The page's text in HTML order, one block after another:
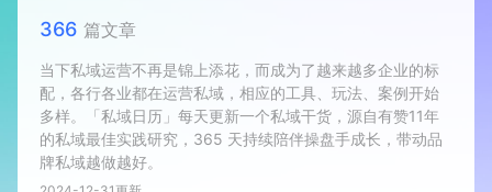
AllValue 战略合作
增长产品指南
智库
366 篇文章
当下私域运营不再是锦上添花，而成为了越来越多企业的标
配，各行各业都在运营私域，相应的工具、玩法、案例开始
多样。「私域日历」每天更新一个私域干货，源自有赞11年
的私域最佳实践研究，365 天持续陪伴操盘手成长，带动品
牌私域越做越好。